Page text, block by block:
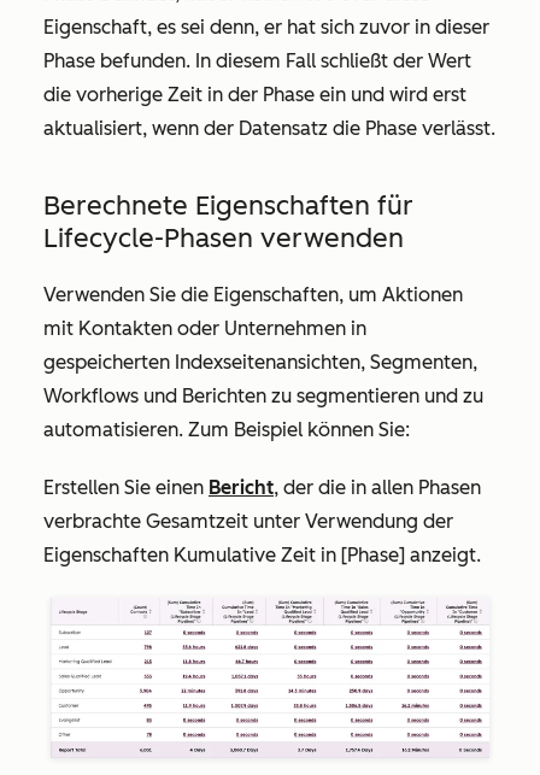
Eigenschaft, es sei denn, er hat sich zuvor in dieser
Phase befunden. In diesem Fall schließt der Wert
die vorherige Zeit in der Phase ein und wird erst
aktualisiert, wenn der Datensatz die Phase verlässt.
Berechnete Eigenschaften für
Lifecycle-Phasen verwenden
Verwenden Sie die Eigenschaften, um Aktionen
mit Kontakten oder Unternehmen in
gespeicherten Indexseitenansichten, Segmenten,
Workflows und Berichten zu segmentieren und zu
automatisieren. Zum Beispiel können Sie:
Erstellen Sie einen Bericht, der die in allen Phasen
verbrachte Gesamtzeit unter Verwendung der
Eigenschaften Kumulative Zeit in [Phase] anzeigt.